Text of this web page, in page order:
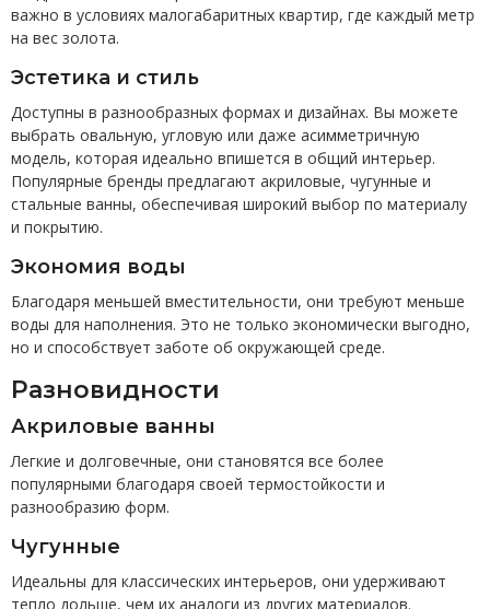
важно в условиях малогабаритных квартир, где каждый метр
на вес золота.
Эстетика и стиль
Доступны в разнообразных формах и дизайнах. Вы можете
выбрать овальную, угловую или даже асимметричную
модель, которая идеально впишется в общий интерьер.
Популярные бренды предлагают акриловые, чугунные и
стальные ванны, обеспечивая широкий выбор по материалу
и покрытию.
Экономия воды
Благодаря меньшей вместительности, они требуют меньше
воды для наполнения. Это не только экономически выгодно,
но и способствует заботе об окружающей среде.
Разновидности
Акриловые ванны
Легкие и долговечные, они становятся все более
популярными благодаря своей термостойкости и
разнообразию форм.
Чугунные
Идеальны для классических интерьеров, они удерживают
тепло дольше, чем их аналоги из других материалов.